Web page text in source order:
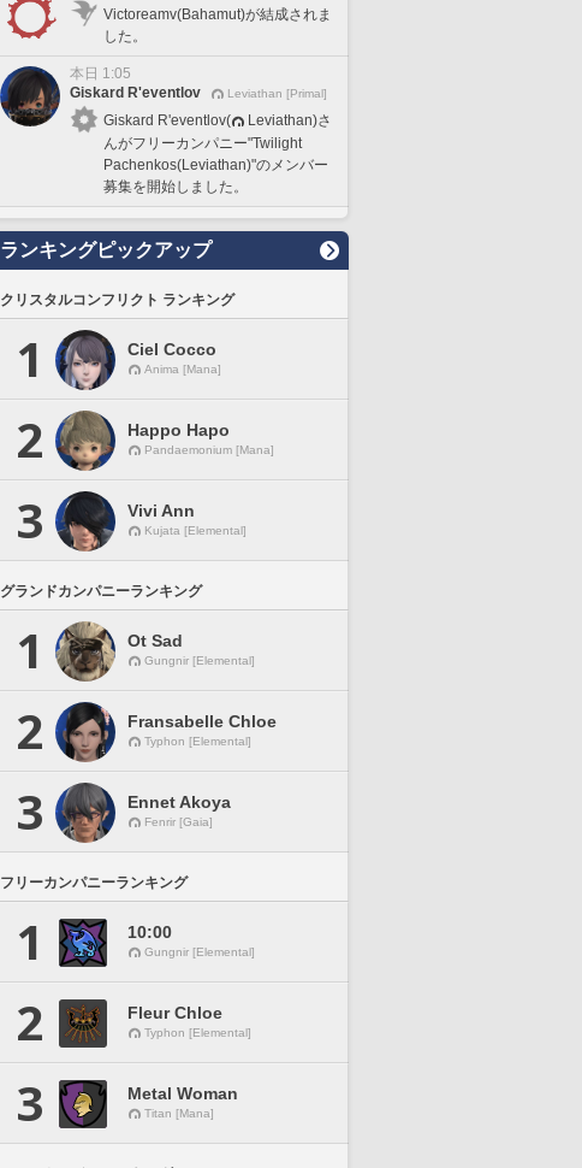
Victoreamv(Bahamut)が結成されま
した。
本日 1:05
Giskard R'eventlov
Leviathan [Primal]
Giskard R'eventlov(
Leviathan)さ
んがフリーカンパニー"Twilight
Pachenkos(Leviathan)"のメンバー
募集を開始しました。
ランキングピックアップ
クリスタルコンフリクト ランキング
1 Ciel Cocco
Anima [Mana]
2 Happo Hapo
Pandaemonium [Mana]
3 Vivi Ann
Kujata [Elemental]
グランドカンパニーランキング
1 Ot Sad
Gungnir [Elemental]
2 Fransabelle Chloe
Typhon [Elemental]
3 Ennet Akoya
Fenrir [Gaia]
フリーカンパニーランキング
1 10:00
Gungnir [Elemental]
2 Fleur Chloe
Typhon [Elemental]
3 Metal Woman
Titan [Mana]